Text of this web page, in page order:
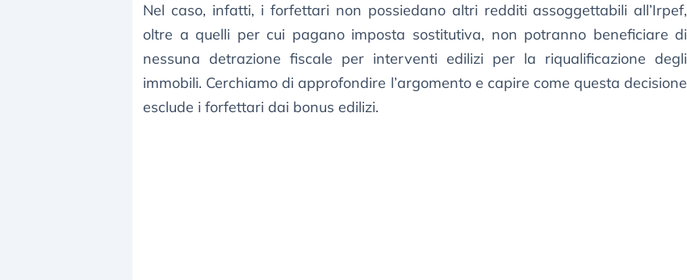
Nel caso, infatti, i forfettari non possiedano altri redditi assoggettabili all’Irpef,
oltre a quelli per cui pagano imposta sostitutiva, non potranno beneficiare di
nessuna detrazione fiscale per interventi edilizi per la riqualificazione degli
immobili. Cerchiamo di approfondire l’argomento e capire come questa decisione
esclude i forfettari dai bonus edilizi.